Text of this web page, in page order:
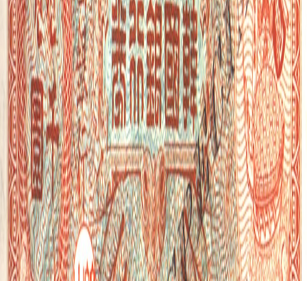
🎲랜덤 퀴즈 📚테마 퀴즈 📋출제 목록